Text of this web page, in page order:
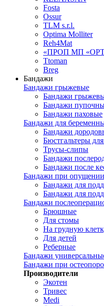
Fosta
Ossur
TLM s.r.l.
Optima Molliter
Reh4Mat
«ПРОП МП
Ttoman
Breg
Бандажи
Бандажи грыжевые
Бандажи
Бандажи
Бандажи паховые
Бандажи для
Бандажи
Бюстгальтеры
Трусы-слипы
Бандажи
Бандажи после
Бандажи при
Бандажи для
Бандажи для
Бандажи
Брюшные
Для стомы
На грудную
Для детей
Реберные
Бандажи
Бандажи при
Производители
Экотен
Тривес
Medi